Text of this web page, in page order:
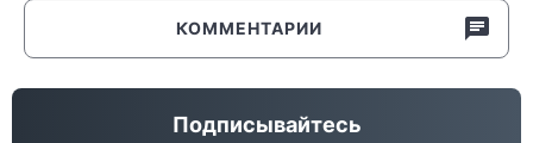
КОММЕНТАРИИ
Подписывайтесь